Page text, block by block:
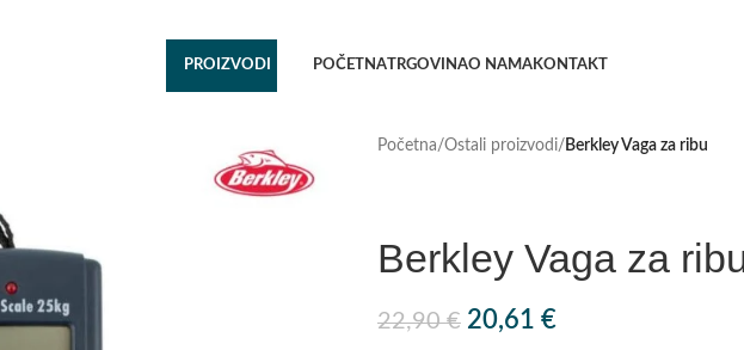
PROIZVODI POČETNATRGOVINAO NAMAKONTAKT
Početna/Ostali proizvodi/ Berkley Vaga za ribu
Berkley Vaga za
22,90€ 20,61 €